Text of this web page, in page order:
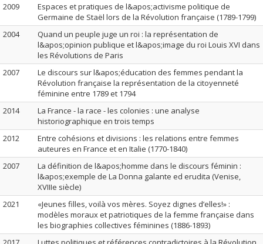
2009
Espaces et pratiques de l&apos;activisme politique de
Germaine de Staël lors de la Révolution française (1789-1799)
2004
Quand un peuple juge un roi : la représentation de
l&apos;opinion publique et l&apos;image du roi Louis XVI dans
les Révolutions de Paris
2007
Le discours sur l&apos;éducation des femmes pendant la
Révolution française la représentation de la citoyenneté
féminine entre 1789 et 1794
2014
La France - la race - les colonies : une analyse
historiographique en trois temps
2012
Entre cohésions et divisions : les relations entre femmes
auteures en France et en Italie (1770-1840)
2007
La définition de l&apos;homme dans le discours féminin :
l&apos;exemple de La Donna galante ed erudita (Venise,
XVIIIe siècle)
2021
«Jeunes filles, voilà vos mères. Soyez dignes d’elles!» :
modèles moraux et patriotiques de la femme française dans
les biographies collectives féminines (1886-1893)